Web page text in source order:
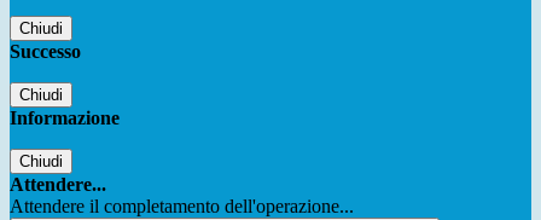
Chiudi
Successo
Chiudi
Informazione
Chiudi
Attendere...
Attendere il completamento dell'operazione...